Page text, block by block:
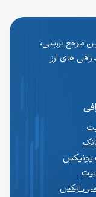
مرجع بررسی،
های ارز
یونیکس
ایکس